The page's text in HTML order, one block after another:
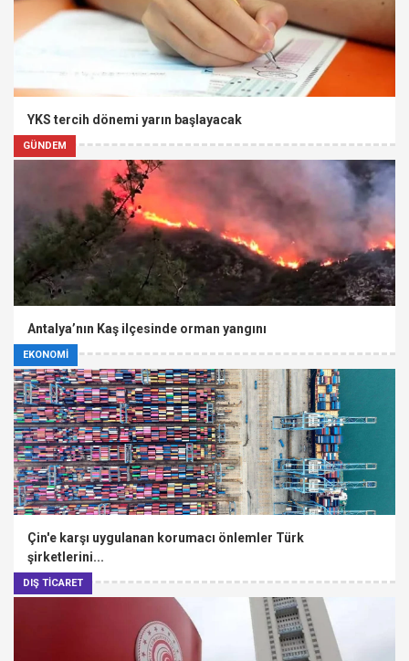
GÜNDEM
YKS tercih dönemi yarın başlayacak
EKONOMİ
Antalya’nın Kaş ilçesinde orman yangını
DIŞ TİCARET
Çin'e karşı uygulanan korumacı önlemler Türk
şirketlerini...